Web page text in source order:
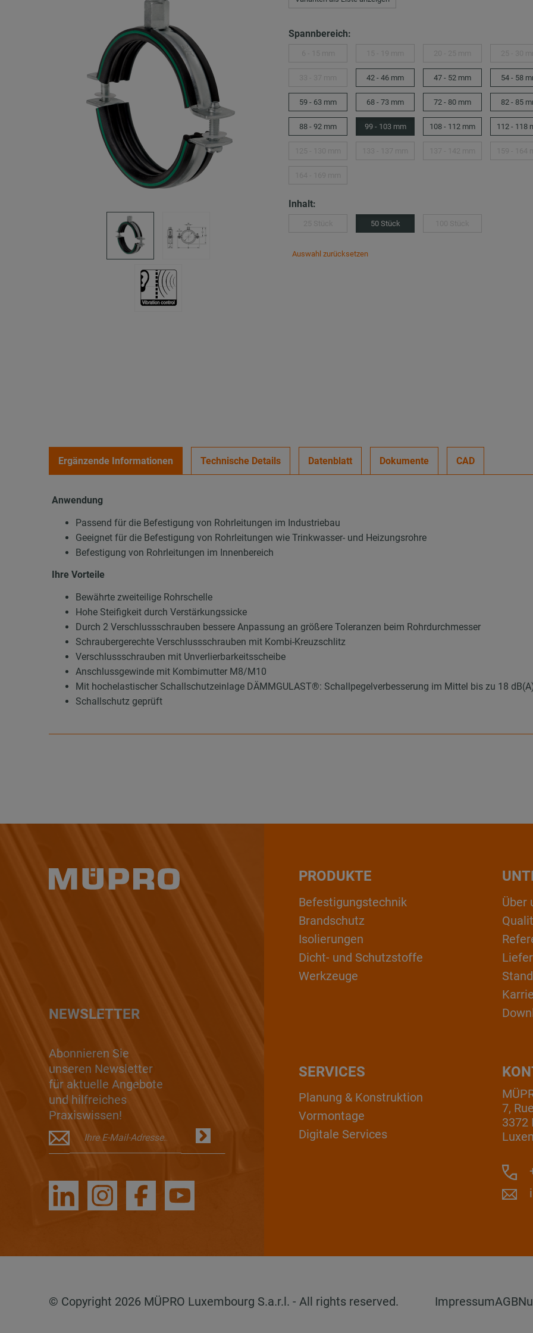
Spannbereich:
42 - 46 mm 47 - 52 mm 54 - 58
59 - 63 mm 68 - 73 mm 72 - 80 mm 82 - 85
88 - 92 mm 99 - 103 mm 108 - 112 mm 112 - 118
Inhalt:
50 Stück
Auswahl zurücksetzen
Ergänzende Informationen Technische Details Datenblatt Dokumente CAD
Anwendung
Passend für die Befestigung von Rohrleitungen im Industriebau
Geeignet für die Befestigung von Rohrleitungen wie Trinkwasser- und Heizungsrohre
Befestigung von Rohrleitungen im Innenbereich
Ihre Vorteile
Bewährte zweiteilige Rohrschelle
Hohe Steifigkeit durch Verstärkungssicke
Durch 2 Verschlussschrauben bessere Anpassung an größere Toleranzen beim Rohrdurchmesser
Schraubergerechte Verschlussschrauben mit Kombi-Kreuzschlitz
Verschlussschrauben mit Unverlierbarkeitsscheibe
Anschlussgewinde mit Kombimutter M8/M10
Mit hochelastischer Schallschutzeinlage DÄMMGULAST®: Schallpegelverbesserung im Mittel bis zu 18
Schallschutz geprüft
NEWSLETTER
Abonnieren Sie
unseren Newsletter
für aktuelle Angebote
und hilfreiches
Praxiswissen!
PRODUKTE
Befestigungstechnik
Brandschutz
Isolierungen
Dicht- und Schutzstoffe
Werkzeuge
Über
7,
3372
SERVICES
Planung & Konstruktion
Vormontage
Digitale Services
© Copyright 2026 MÜPRO Luxembourg S.a.r.l. - All rights reserved. ImpressumAGB